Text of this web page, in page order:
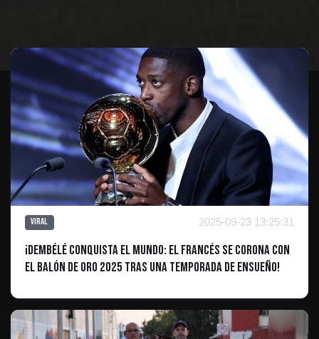
Viral 2025-09-23 13:25:31
¡Dembélé conquista el mundo: El francés se corona con
el Balón de Oro 2025 tras una temporada de ensueño!